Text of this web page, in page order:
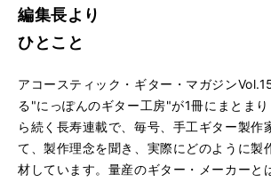
編集長より
ひとこと
アコースティック・ギター・マガジン
る"にっぽんのギター工房"が1冊にまとま
ら続く長寿連載で、毎号、手工ギター製作
て、製作理念を聞き、実際にどのように製
材しています。量産のギター・メーカーと